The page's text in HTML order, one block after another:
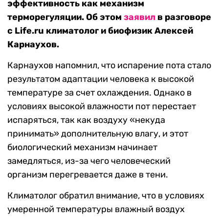
эффективность как механизм
терморегуляции. Об этом заявил в разговоре
с Life.ru климатолог и биофизик Алексей
Карнаухов.
Карнаухов напомнил, что испарение пота стало
результатом адаптации человека к высокой
температуре за счет охлаждения. Однако в
условиях высокой влажности пот перестает
испаряться, так как воздуху «некуда
принимать» дополнительную влагу, и этот
биологический механизм начинает
замедляться, из-за чего человеческий
организм перегревается даже в тени.
Климатолог обратил внимание, что в условиях
умеренной температуры влажный воздух